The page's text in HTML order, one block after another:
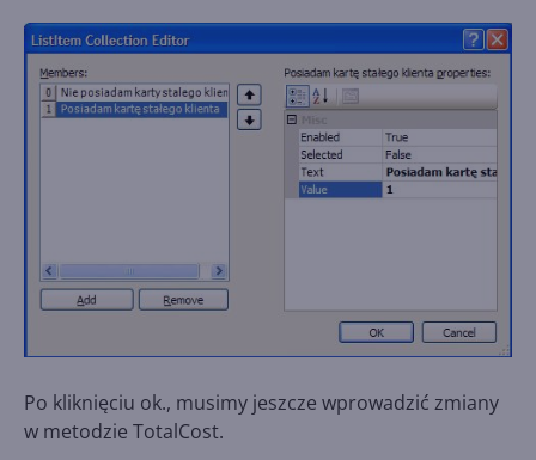
Po kliknięciu ok., musimy jeszcze wprowadzić zmiany
w metodzie TotalCost.